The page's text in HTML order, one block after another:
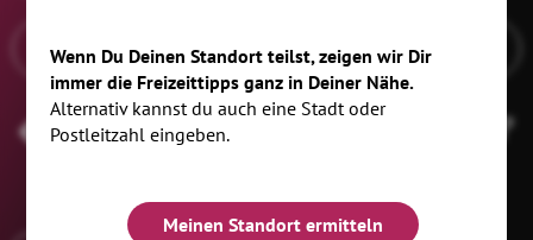
Silvester
Wenn Du Deinen Standort teilst, zeigen wir Dir
immer die Freizeittipps ganz in Deiner Nähe.
Alternativ kannst du auch eine Stadt oder
Postleitzahl eingeben.
Meinen Standort ermitteln